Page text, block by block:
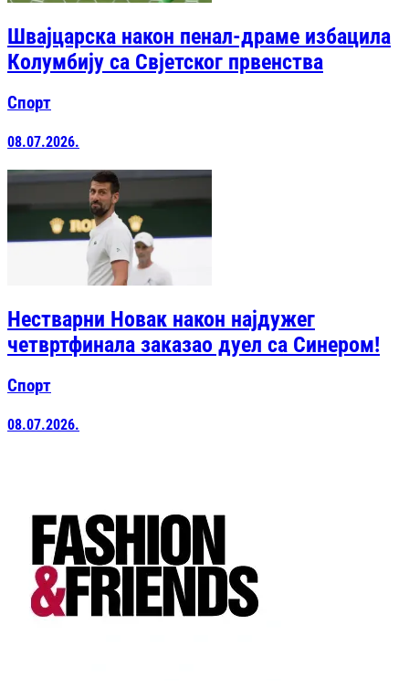
Швајцарска након пенал-драме избацила
Колумбију са Свјетског првенства
Спорт
08.07.2026.
Нестварни Новак након најдужег
четвртфинала заказао дуел са Синером!
Спорт
08.07.2026.